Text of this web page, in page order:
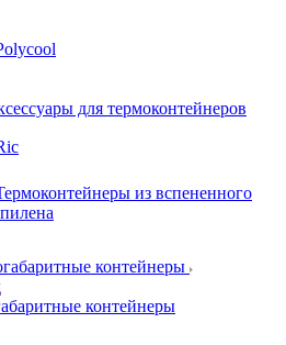
для термоконтейнеров
из вспененного
контейнеры
контейнеры